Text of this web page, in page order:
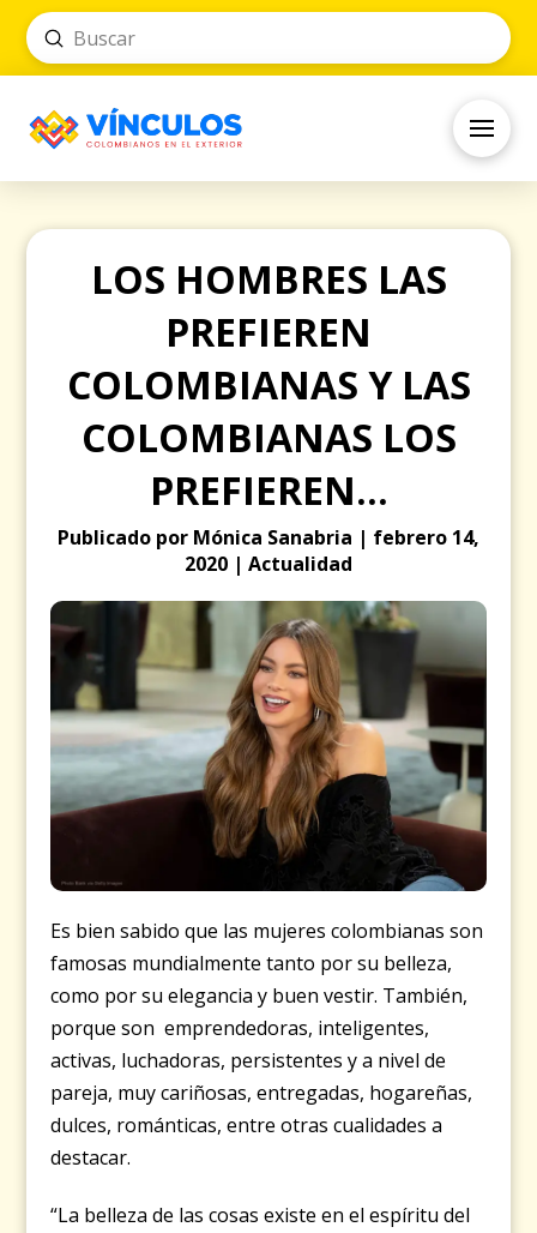
Search
Submit
LOS HOMBRES LAS
PREFIEREN
COLOMBIANAS Y LAS
COLOMBIANAS LOS
PREFIEREN…
Publicado por Mónica Sanabria | febrero 14,
2020 | Actualidad
Es bien sabido que las mujeres colombianas son
famosas mundialmente tanto por su belleza,
como por su elegancia y buen vestir. También,
porque son emprendedoras, inteligentes,
activas, luchadoras, persistentes y a nivel de
pareja, muy cariñosas, entregadas, hogareñas,
dulces, románticas, entre otras cualidades a
destacar.
“La belleza de las cosas existe en el espíritu del